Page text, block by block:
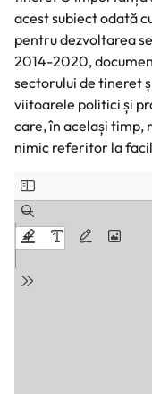
acest subiect odată
pentru dezvoltarea
2014-2020,
sectorului de tineret
viitoarele politici și
care, în același timp,
nimic referitor la